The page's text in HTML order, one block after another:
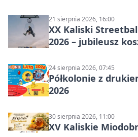
21 sierpnia 2026, 16:00
XX Kaliski
2026 – jubileusz
24 sierpnia 2026, 07:45
Półkolonie z
2026
30 sierpnia 2026, 11:00
XV Kaliskie